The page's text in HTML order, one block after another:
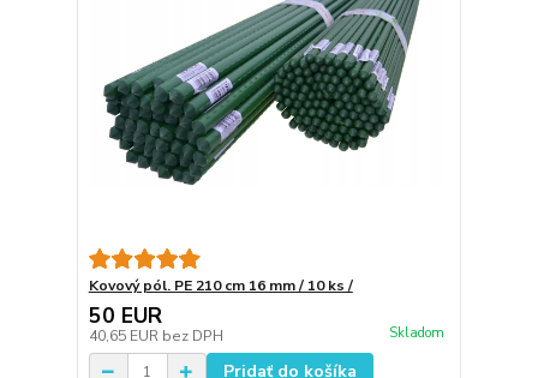
Kovový pól. PE 210 cm 16 mm / 10 ks /
50 EUR
40,65 EUR bez DPH Skladom
Pridať do košíka